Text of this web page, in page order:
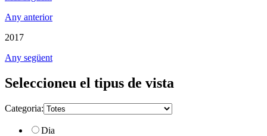
Any anterior
2017
Any següent
Seleccioneu el tipus de vista
Categoria:
Dia